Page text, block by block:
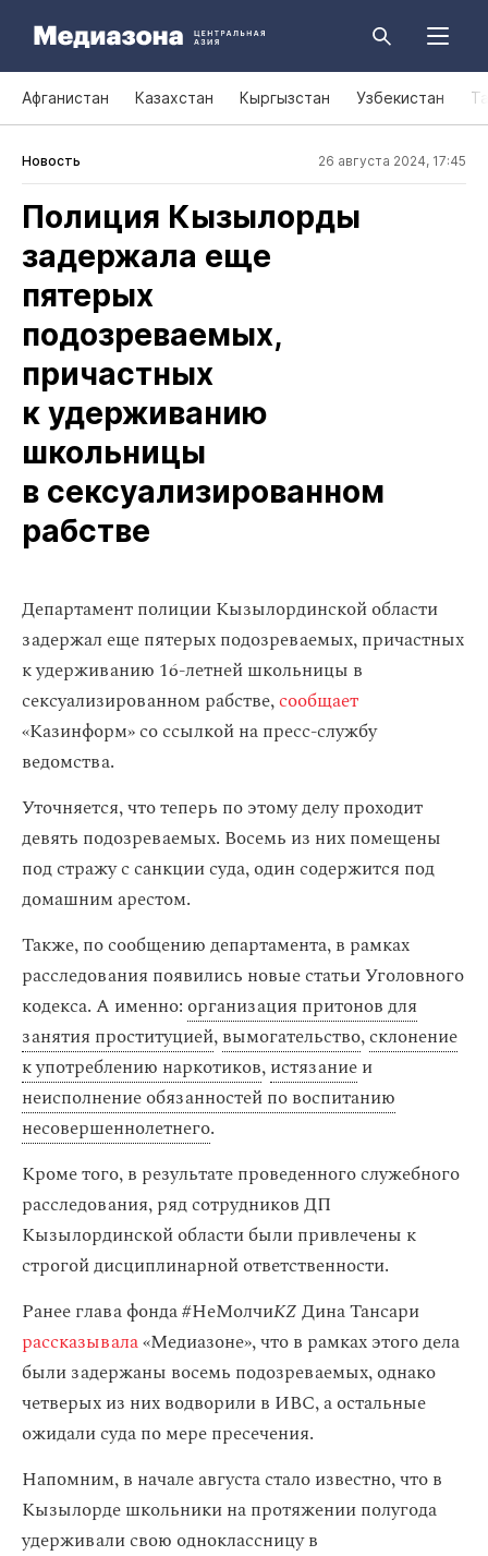
Афганистан Казахстан Кыргызстан Узбекистан
Новость 26 августа 2024, 17:45
Полиция Кызылорды
задержала еще
пятерых
подозреваемых,
причастных
к удерживанию
школьницы
в сексуализированном
рабстве
Департамент полиции Кызылординской области
задержал еще пятерых подозреваемых, причастных
к удерживанию 16-летней школьницы в
сексуализированном рабстве,сообщает
«Казинформ» со ссылкой на пресс-службу
ведомства.
Уточняется, что теперь по этому делу проходит
девять подозреваемых. Восемь из них помещены
под стражу с санкции суда, один содержится под
домашним арестом.
Также, по сообщению департамента, в рамках
расследования появились новые статьи Уголовного
кодекса. А именно: организация притонов для
занятия проституцией,вымогательство,склонение
к употреблению наркотиков,истязаниеи
неисполнение обязанностей по воспитанию
несовершеннолетнего.
Кроме того, в результате проведенного служебного
расследования, ряд сотрудников ДП
Кызылординской области были привлечены к
строгой дисциплинарной ответственности.
Ранее глава фонда #НеМолчиKZДина Тансари
рассказывала«Медиазоне», что в рамках этого дела
были задержаны восемь подозреваемых, однако
четверых из них водворили в ИВС, а остальные
ожидали суда по мере пресечения.
Напомним, в начале августа стало известно, что в
Кызылорде школьники на протяжении полугода
удерживали свою одноклассницу в